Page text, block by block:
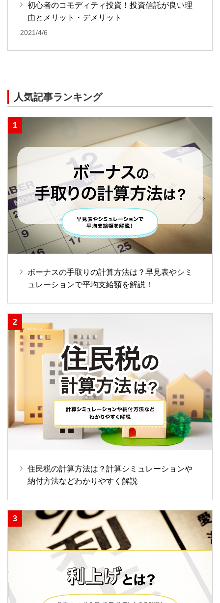
初心者のコモディティ投資！投資信託が良い理
由とメリット・デメリット
2021/4/6
人気記事ランキング
ボーナスの手取りの計算方法は？早見表やシミ
ュレーションで平均支給額を解説！
住民税の計算方法は？計算シミュレーションや
納付方法などわかりやすく解説